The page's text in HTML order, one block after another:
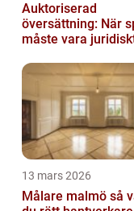
Auktoriserad
översättning: När
måste vara
13 mars 2026
Målare malmö så väljer